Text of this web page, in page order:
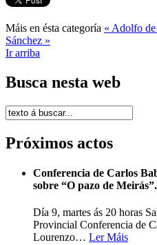
Máis en ésta categoría « Adolfo
Sánchez »
Ir arriba
Busca nesta web
Próximos actos
Conferencia de Carlos
sobre “O pazo de Meirás”.
Día 9, martes ás 20 horas
Provincial Conferencia de
Lourenzo… Ler Máis